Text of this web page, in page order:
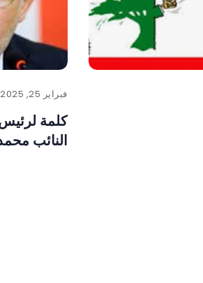
فبراير 25, 2025
كلمة لرئيس
النائب